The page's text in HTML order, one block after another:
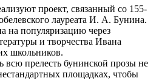
проект, связанный со 155-
лауреата И. А. Бунина.
на популяризацию через
и творчества Ивана
школьников.
всю прелесть бунинской прозы не
площадках, чтобы